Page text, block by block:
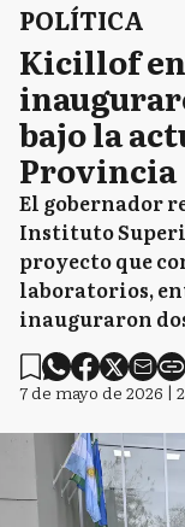
POLÍTICA
Kicillof
bajo la
Provincia
El gobernador
Instituto
proyecto que
laboratorios,
inauguraron
7 de mayo de 2026 |